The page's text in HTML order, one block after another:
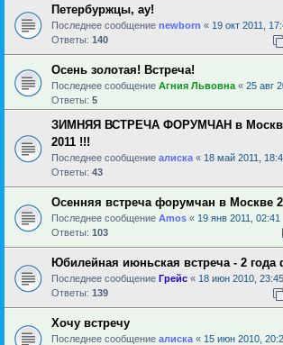
Петербуржцы, ау!
Последнее сообщение newborn « 19 окт 2011,
Ответы: 140
Осень золотая! Встреча!
Последнее сообщение Агния Львовна « 25 авг
Ответы: 5
ЗИМНЯЯ ВСТРЕЧА ФОРУМЧАН в
2011 !!!
Последнее сообщение алиска « 18 май 2011,
Ответы: 43
Осенняя встреча форумчан в Москве 2
Последнее сообщение Amos « 19 янв 2011, 02:41
Ответы: 103
Юбилейная июньская встреча - 2 года
Последнее сообщение Грейс « 18 июн 2010, 23:45
Ответы: 139
Хочу встречу
Последнее сообщение алиска « 15 июн 2010,